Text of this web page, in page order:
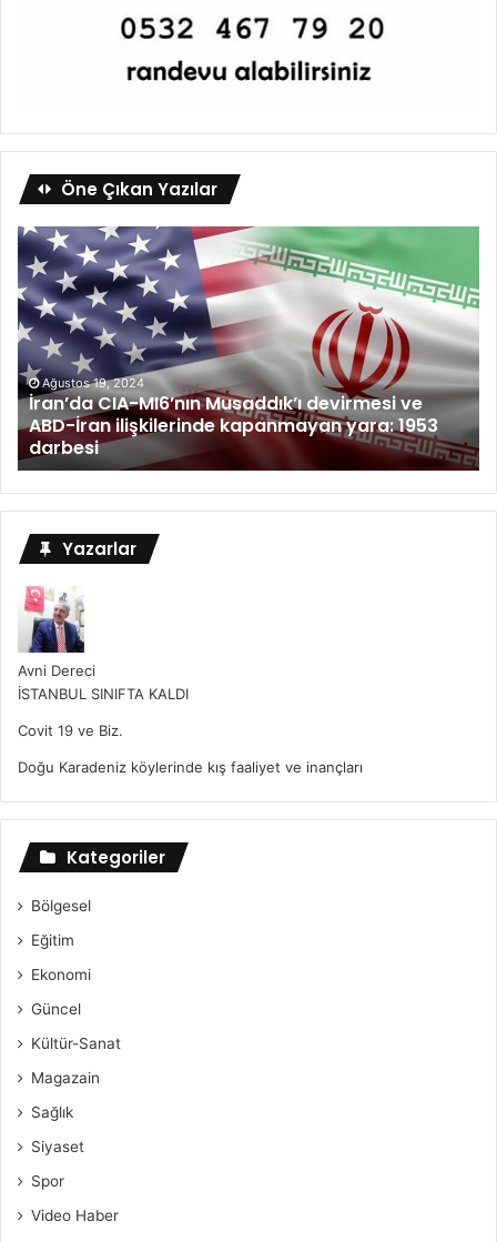
Öne Çıkan Yazılar
Ağustos 19, 2024
İran’da CIA-MI6’nın Musaddık’ı devirmesi ve
ABD-İran ilişkilerinde kapanmayan yara: 1953
darbesi
Yazarlar
Avni Dereci
İSTANBUL SINIFTA KALDI
Covit 19 ve Biz.
Doğu Karadeniz köylerinde kış faaliyet ve inançları
Kategoriler
Bölgesel
Eğitim
Ekonomi
Güncel
Kültür-Sanat
Magazain
Sağlık
Siyaset
Spor
Video Haber